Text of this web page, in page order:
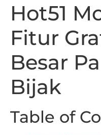
Hot51
Fitur
Besar
Bijak
Table of